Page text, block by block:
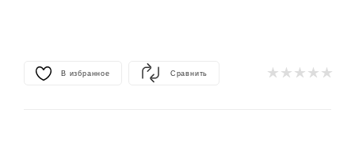
В избранное Сравнить